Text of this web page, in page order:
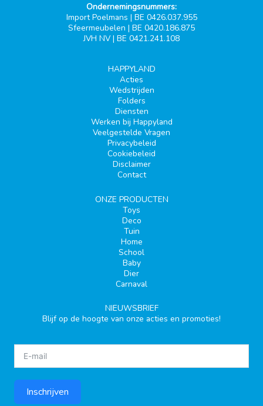
Ondernemingsnummers:
Import Poelmans | BE 0426.037.955
Sfeermeubelen | BE 0420.186.875
JVH NV | BE 0421.241.108
HAPPYLAND
Acties
Wedstrijden
Folders
Diensten
Werken bij Happyland
Veelgestelde Vragen
Privacybeleid
Cookiebeleid
Disclaimer
Contact
ONZE PRODUCTEN
Toys
Deco
Tuin
Home
School
Baby
Dier
Carnaval
NIEUWSBRIEF
Blijf op de hoogte van onze acties en promoties!
Inschrijven